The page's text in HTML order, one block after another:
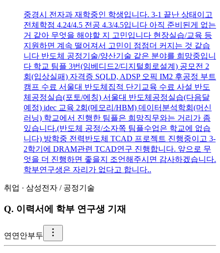
중경시 전자과 재학중인 학생입니다. 3-1 끝난 상태이고
전체학점 4.24/4.5 전공 4.3/4.5입니다 아직 준비된게 없는
거 같아 무엇을 해야할 지 고민입니다 현장실습/교육 등
지원하면 계속 떨어져서 고민이 점점더 커지는 것 같습
니다 반도체 공정기술/양산기술 같은 분야를 희망중입니
다 학교 팀플 3번(임베디드2/디지털회로설계) 공모전 2
회(입상실패) 자격증 SQLD, ADSP 오픽 IM2 후공정 부트
캠프 수료 서울대 반도체집적 단기교육 수료 사설 반도
체공정실습(포토/에칭) 서울대 반도체공정실습(다음달
예정) idec 교육 2회(메모리/HBM) 데이터분석학회(머신
러닝) 학교에서 진행한 팀플은 희망직무와는 거리가 좀
있습니다.(반도체 공정/소자쪽 팀플수업은 학교에 없습
니다) 방학중 전력반도체 TCAD 프로젝트 진행중이고 3-
2학기에 DRAM관련 TCAD연구 진행합니다. 앞으로 무
엇을 더 진행하면 좋을지 조언해주시면 감사하겠습니다.
학부연구생은 자리가 없다고 합니다..
취업 · 삼성전자 / 공정기술
Q. 이력서에 학부 연구생 기재
연 연안부두